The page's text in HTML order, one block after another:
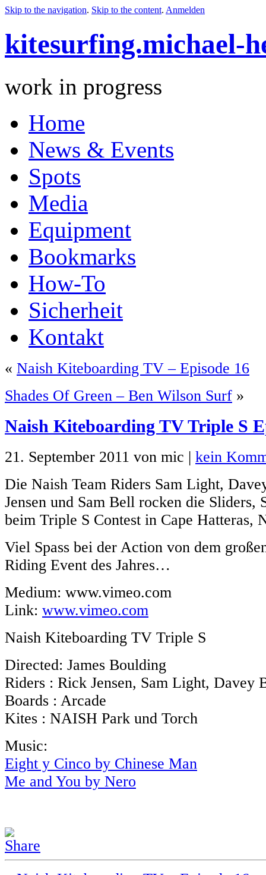
Skip to the navigation. Skip to the content. Anmelden
kitesurfing.michael-
work in progress
Home
News & Events
Spots
Media
Equipment
Bookmarks
How-To
Sicherheit
Kontakt
« Naish Kiteboarding TV – Episode 16
Shades Of Green – Ben Wilson Surf »
Naish Kiteboarding TV Triple S
21. September 2011 von mic | kein
Die Naish Team Riders Sam Light,
Jensen und Sam Bell rocken die Sliders,
beim Triple S Contest in Cape Hatteras,
Viel Spass bei der Action von dem
Riding Event des Jahres…
Medium: www.vimeo.com
Link: www.vimeo.com
Naish Kiteboarding TV Triple S
Directed: James Boulding
Riders : Rick Jensen, Sam Light, Davey
Boards : Arcade
Kites : NAISH Park und Torch
Music:
Eight y Cinco by Chinese Man
Me and You by Nero